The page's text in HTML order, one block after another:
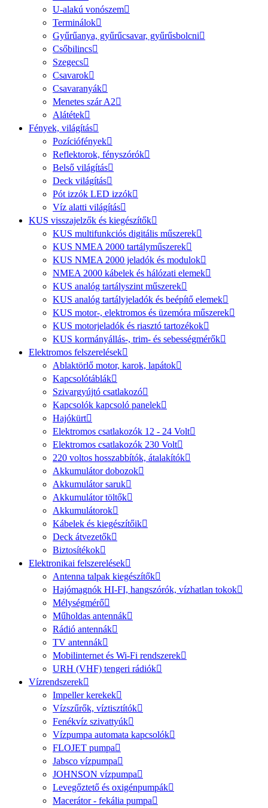
U-alakú vonószem
Terminálok
Gyűrűanya, gyűrűcsavar, gyűrűsbolcni
Csőbilincs
Szegecs
Csavarok
Csavaranyák
Menetes szár A2
Alátétek
Fények, világítás
Pozíciófények
Reflektorok, fényszórók
Belső világítás
Deck világítás
Pót izzók LED izzók
Víz alatti világítás
KUS visszajelzők és kiegészítők
KUS multifunkciós digitális műszerek
KUS NMEA 2000 tartályműszerek
KUS NMEA 2000 jeladók és modulok
NMEA 2000 kábelek és hálózati elemek
KUS analóg tartályszint műszerek
KUS analóg tartályjeladók és beépítő elemek
KUS motor-, elektromos és üzemóra műszerek
KUS motorjeladók és riasztó tartozékok
KUS kormányállás-, trim- és sebességmérők
Elektromos felszerelések
Ablaktörlő motor, karok, lapátok
Kapcsolótáblák
Szivargyújtó csatlakozó
Kapcsolók kapcsoló panelek
Hajókürt
Elektromos csatlakozók 12 - 24 Volt
Elektromos csatlakozók 230 Volt
220 voltos hosszabbítók, átalakítók
Akkumulátor dobozok
Akkumulátor saruk
Akkumulátor töltők
Akkumulátorok
Kábelek és kiegészítőik
Deck átvezetők
Biztosítékok
Elektronikai felszerelések
Antenna talpak kiegészítők
Hajómagnók HI-FI, hangszórók, vízhatlan tokok
Mélységmérő
Műholdas antennák
Rádió antennák
TV antennák
Mobilinternet és Wi-Fi rendszerek
URH (VHF) tengeri rádiók
Vízrendszerek
Impeller kerekek
Vízszűrők, víztisztítók
Fenékvíz szivattyúk
Vízpumpa automata kapcsolók
FLOJET pumpa
Jabsco vízpumpa
JOHNSON vízpumpa
Levegőztető és oxigénpumpák
Macerátor - fekália pumpa